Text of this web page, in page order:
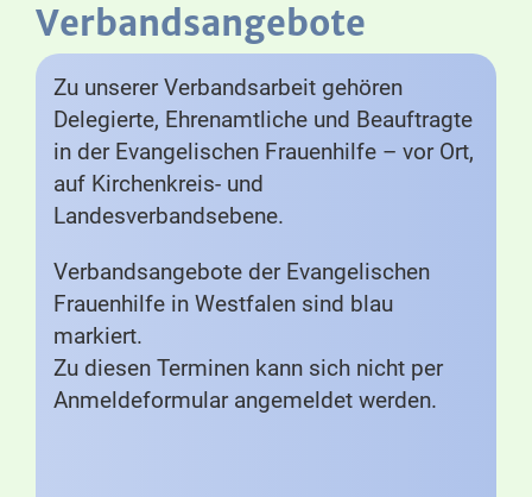
Verbandsangebote
Zu unserer Verbandsarbeit gehören
Delegierte, Ehrenamtliche und Beauftragte
in der Evangelischen Frauenhilfe – vor Ort,
auf Kirchenkreis- und
Landesverbandsebene.
Verbandsangebote der Evangelischen
Frauenhilfe in Westfalen sind blau
markiert.
Zu diesen Terminen kann sich nicht per
Anmeldeformular angemeldet werden.